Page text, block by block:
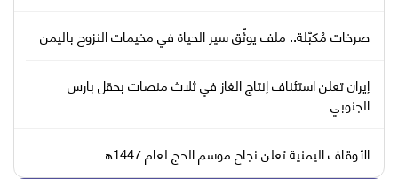
صرخات مُكبّلة.. ملف يوثّق سير الحياة في مخيمات النزوح باليمن
إيران تعلن استئناف إنتاج الغاز في ثلاث منصات بحقل بارس
الجنوبي
الأوقاف اليمنية تعلن نجاح موسم الحج لعام 1447هـ